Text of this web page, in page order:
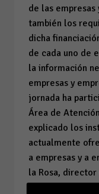
de las
también los
dicha
de cada uno de
la información
empresas y
jornada ha
Área de
explicado los
actualmente
a empresas y a
la Rosa,